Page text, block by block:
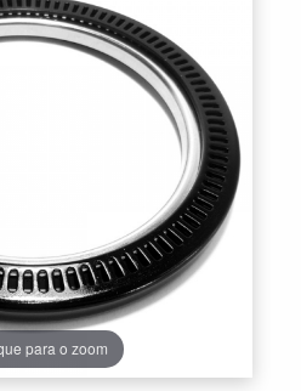
para o zoom